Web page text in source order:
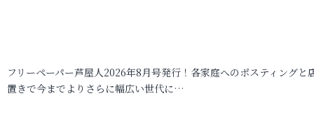
フリーペーパー芦屋人2026年8月号発行！各家庭へのポスティングと
置きで今までよりさらに幅広い世代に…